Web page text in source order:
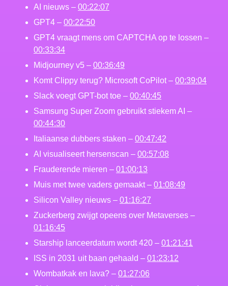
AI nieuws – 00:22:07
GPT4 – 00:22:50
GPT4 vraagt mens om CAPTCHA op te lossen –
00:33:34
Midjourney v5 – 00:36:49
Komt Clippy terug? Microsoft CoPilot – 00:39:04
Slack voegt GPT-bot toe – 00:40:45
Samsung Super Zoom gebruikt stiekem AI –
00:44:30
Italiaanse dubbers staken – 00:47:42
AI visualiseert hersenscan – 00:57:08
Frauderende mieren – 01:00:13
Muis met twee vaders gemaakt – 01:08:49
Silicon Valley nieuws – 01:16:27
Zuckerberg zwijgt opeens over Metaverses –
01:16:45
Starship lanceerdatum wordt 420 – 01:21:41
ISS in 2031 uit baan gehaald – 01:23:12
Wombatkak en lava? – 01:27:06